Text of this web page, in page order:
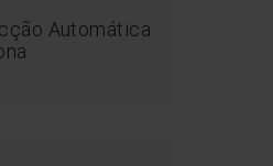
por um
Automática